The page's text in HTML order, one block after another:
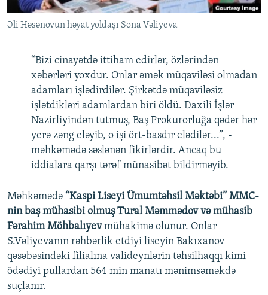
Əli Həsənovun həyat yoldaşı Sona Vəliyeva
“Bizi cinayətdə ittiham edirlər, özlərindən
xəbərləri yoxdur. Onlar əmək müqaviləsi olmadan
adamları işlədirdilər. Şirkətdə müqaviləsiz
işlətdikləri adamlardan biri öldü. Daxili İşlər
Nazirliyindən tutmuş, Baş Prokurorluğa qədər hər
yerə zəng eləyib, o işi ört-basdır elədilər...”, -
məhkəmədə səslənən fikirlərdir. Ancaq bu
iddialara qarşı tərəf münasibət bildirməyib.
Məhkəmədə “Kaspi Liseyi Ümumtəhsil Məktəbi” MMC-
nin baş mühasibi olmuş Tural Məmmədov və mühasib
Fərahim Möhbalıyevmühakimə olunur. Onlar
S.Vəliyevanın rəhbərlik etdiyi liseyin Bakıxanov
qəsəbəsindəki filialına valideynlərin təhsilhaqqı kimi
ödədiyi pullardan 564 min manatı mənimsəməkdə
suçlanır.